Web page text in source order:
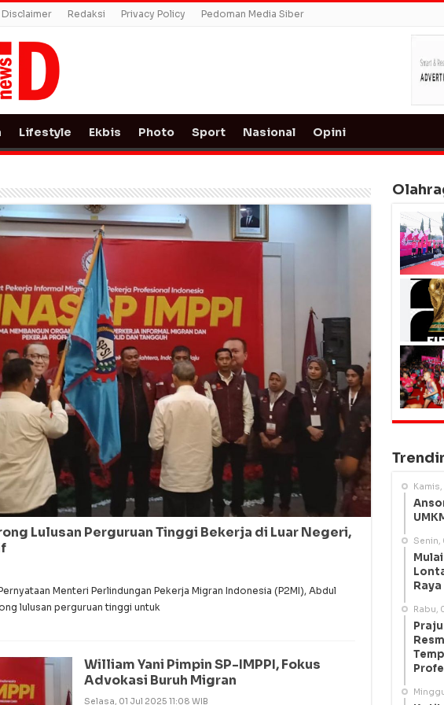
Disclaimer Redaksi Privacy Policy Pedoman Media Siber
Lifestyle Ekbis Photo Sport Nasional Opini
Lulusan Perguruan Tinggi Bekerja di Luar Negeri,
Menteri Perlindungan Pekerja Migran Indonesia (P2MI), Abdul
lulusan perguruan tinggi untuk
William Yani Pimpin SP-IMPPI, Fokus
Advokasi Buruh Migran
Selasa, 01 Jul 2025 11:08 WIB
Senin,
Rabu,